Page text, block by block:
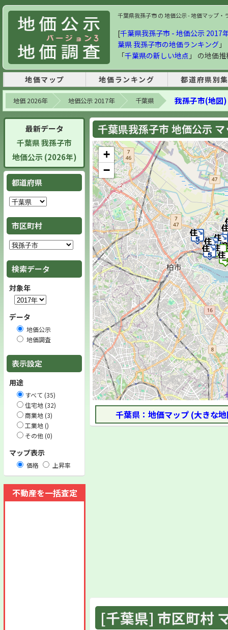
千葉県我孫子市 の 地価公示 - 地価マップ・
[千葉県我孫子市 - 地価公示 2017
葉県 我孫子市の地価ランキング
「千葉県の新しい地点 」 の地価
地価マップ 地価ランキング 都道府県別
地価 2026年 地価公示 2017年 千葉県 我孫子市(地図)
最新データ
千葉県 我孫子市
地価公示 (2026年)
都道府県
市区町村
検索データ
対象年
データ
地価公示
地価調査
表示設定
用途
すべて (35)
住宅地 (32)
商業地 (3)
工業地 ()
その他 (0)
マップ表示
価格 上昇率
不動産を一括査定
千葉県我孫子市 地価公示
+
−
千葉県：地価マップ (大きな
[千葉県] 市区町村